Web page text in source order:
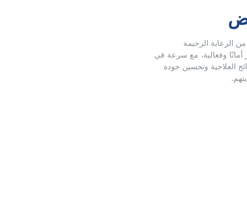
الرعاية الرحيمة
أمانًا وفعالية، مع سرعة في
العلاجية وتحسين جودة